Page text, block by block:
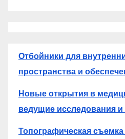
Отбойники для
пространства и
Новые открытия в
ведущие исследования
Топографическая съемка